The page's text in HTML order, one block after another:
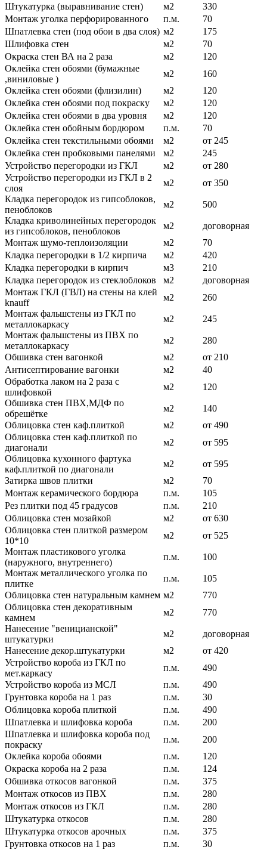
Штукатурка (выравнивание стен)
м2
330
Монтаж уголка перфорированного
п.м.
70
Шпатлевка стен (под обои в два слоя) м2
175
Шлифовка стен
м2
70
Окраска стен ВА на 2 раза
м2
120
Оклейка стен обоями (бумажные
,виниловые )
м2
160
Оклейка стен обоями (флизилин)
м2
120
Оклейка стен обоями под покраску
м2
120
Оклейка стен обоями в два уровня
м2
120
Оклейка стен обойным бордюром
п.м.
70
Оклейка стен текстильными обоями
м2
от 245
Оклейка стен пробковыми панелями
м2
245
Устройство перегородки из ГКЛ
м2
от 280
Устройство перегородки из ГКЛ в 2
слоя
м2
от 350
Кладка перегородок из гипсоблоков,
пеноблоков
м2
500
Кладка криволинейных перегородок
из гипсоблоков, пеноблоков
м2
договорная
Монтаж шумо-теплоизоляции
м2
70
Кладка перегородки в 1/2 кирпича
м2
420
Кладка перегородки в кирпич
м3
210
Кладка перегородок из стеклоблоков
м2
договорная
Монтаж ГКЛ (ГВЛ) на стены на клей
knauff
м2
260
Монтаж фальшстены из ГКЛ по
металлокаркасу
м2
245
Монтаж фальшстены из ПВХ по
металлокаркасу
м2
280
Обшивка стен вагонкой
м2
от 210
Антисептирование вагонки
м2
40
Обработка лаком на 2 раза с
шлифовкой
м2
120
Обшивка стен ПВХ,МДФ по
обрешётке
м2
140
Облицовка стен каф.плиткой
м2
от 490
Облицовка стен каф.плиткой по
диагонали
м2
от 595
Облицовка кухонного фартука
каф.плиткой по диагонали
м2
от 595
Затирка швов плитки
м2
70
Монтаж керамического бордюра
п.м.
105
Рез плитки под 45 градусов
п.м.
210
Облицовка стен мозайкой
м2
от 630
Облицовка стен плиткой размером
10*10
м2
от 525
Монтаж пластикового уголка
(наружного, внутреннего)
п.м.
100
Монтаж металлического уголка по
плитке
п.м.
105
Облицовка стен натуральным камнем м2
770
Облицовка стен декоративным
камнем
м2
770
Нанесение "веницианской"
штукатурки
м2
договорная
Нанесение декор.штукатурки
м2
от 420
Устройство короба из ГКЛ по
мет.каркасу
п.м.
490
Устройство короба из МСЛ
п.м.
490
Грунтовка короба на 1 раз
п.м.
30
Облицовка короба плиткой
п.м.
490
Шпатлевка и шлифовка короба
п.м.
200
Шпатлевка и шлифовка короба под
покраску
п.м.
200
Оклейка короба обоями
п.м.
120
Окраска короба на 2 раза
п.м.
124
Обшивка откосов вагонкой
п.м.
375
Монтаж откосов из ПВХ
п.м.
280
Монтаж откосов из ГКЛ
п.м.
280
Штукатурка откосов
п.м.
280
Штукатурка откосов арочных
п.м.
375
Грунтовка откосов на 1 раз
п.м.
30